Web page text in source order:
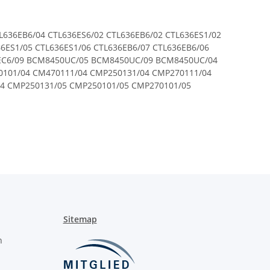
04 CTL636ES6/02 CTL636EB6/02 CTL636ES1/02
05 CTL636ES1/06 CTL636EB6/07 CTL636EB6/06
09 BCM8450UC/05 BCM8450UC/09 BCM8450UC/04
04 CM470111/04 CMP250131/04 CMP270111/04
CMP250131/05 CMP250101/05 CMP270101/05
05 CMP250112/04 CMP270131/05 CM450112/05
Sitemap